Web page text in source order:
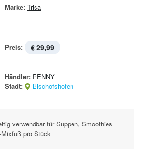
Marke: Trisa
Preis: € 29,99
Händler: PENNY
Stadt:
Bischofshofen
verwendbar für Suppen, Smoothies
pro Stück